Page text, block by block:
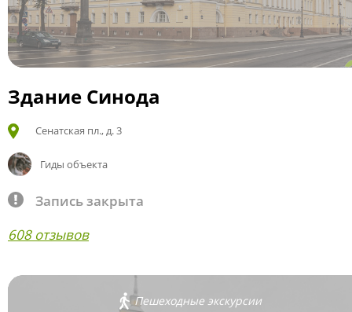
Здание Синода
Сенатская пл., д. 3
Гиды объекта
Запись закрыта
608 отзывов
Пешеходные экскурсии